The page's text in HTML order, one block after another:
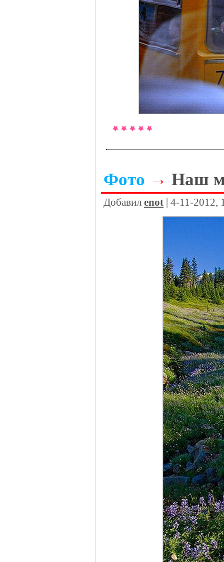
Фото → Наш
Добавил enot | 4-11-